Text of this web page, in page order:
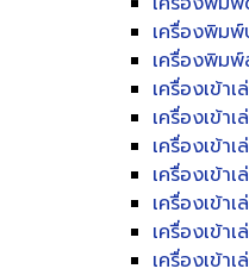
เครื่องพิม
เครื่องพิม
เครื่องเข้า
เครื่องเข้า
เครื่องเข้า
เครื่องเข้า
เครื่องเข้า
เครื่องเข้า
เครื่องเข้า